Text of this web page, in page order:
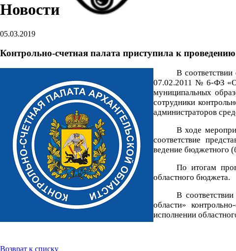
Новости
05.03.2019
Контрольно-счетная палата приступила к
В
07.02.2011 № 6-ФЗ
муниципальных
сотрудники
администраторов
В ходе
соответствие
ведение бюджетного
По итогам
областного бюджета.
В
области»
исполнении
Возврат к списку